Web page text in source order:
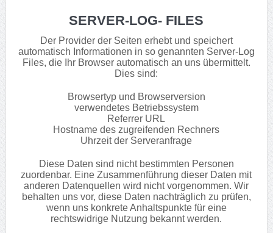
SERVER-LOG- FILES
Der Provider der Seiten erhebt und speichert
automatisch Informationen in so genannten Server-Log
Files, die Ihr Browser automatisch an uns übermittelt.
Dies sind:
Browsertyp und Browserversion
verwendetes Betriebssystem
Referrer URL
Hostname des zugreifenden Rechners
Uhrzeit der Serveranfrage
Diese Daten sind nicht bestimmten Personen
zuordenbar. Eine Zusammenführung dieser Daten mit
anderen Datenquellen wird nicht vorgenommen. Wir
behalten uns vor, diese Daten nachträglich zu prüfen,
wenn uns konkrete Anhaltspunkte für eine
rechtswidrige Nutzung bekannt werden.